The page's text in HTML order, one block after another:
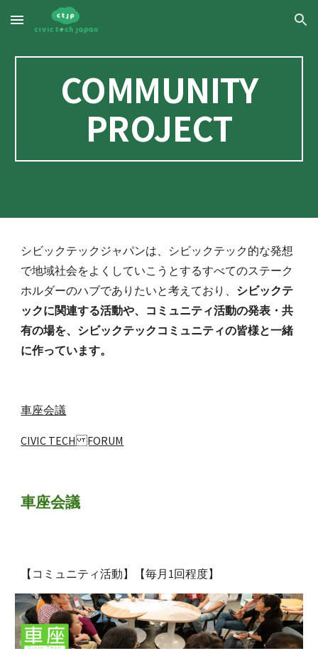
Skip to main content Skip to navigation
COMMUNITY
PROJECT
シビックテックジャパンは、シビックテック的な発想
で地域社会をよくしていこうとするすべてのステーク
ホルダーのハブでありたいと考えており、 シビックテ
ックに関連する活動や、コミュニティ活動の発表・共
有の場を、シビックテックコミュニティの皆様と一緒
に作っています。
車座会議
CIVIC TECH FORUM
車座会議
【コミュニティ活動】【毎月1回程度】